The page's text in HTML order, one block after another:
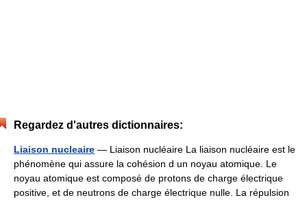
Regardez d'autres dictionnaires:
Liaison nucleaire — Liaison nucléaire La liaison nucléaire est le
phénomène qui assure la cohésion d un noyau atomique. Le
noyau atomique est composé de protons de charge électrique
positive, et de neutrons de charge électrique nulle. La répulsion